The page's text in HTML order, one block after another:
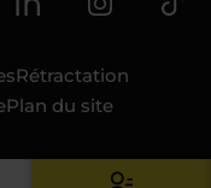
Rétractation
Plan du site